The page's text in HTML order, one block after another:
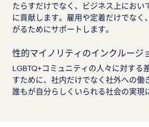
たらすだけでなく、ビジネス上におい
に貢献します。雇用や定着だけでなく
がるためにサポートします。
性的マイノリティのインクルージ
LGBTQ+コミュニティの人々に対する
すために、社内だけでなく社外への働
誰もが自分らしくいられる社会の実現